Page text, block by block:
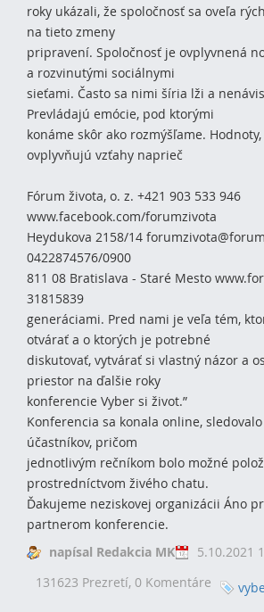
roky ukázali, že spoločnosť sa oveľa
na tieto zmeny
pripravení. Spoločnosť je ovplyvnená
a rozvinutými sociálnymi
sieťami. Často sa nimi šíria lži a
Prevládajú emócie, pod ktorými
konáme skôr ako rozmýšľame.
ovplyvňujú vzťahy naprieč
Fórum života, o. z. +421 903 533 946
www.facebook.com/forumzivota
Heydukova 2158/14
0422874576/0900
811 08 Bratislava - Staré Mesto
31815839
generáciami. Pred nami je veľa tém,
otvárať a o ktorých je potrebné
diskutovať, vytvárať si vlastný názor a
priestor na ďalšie roky
konferencie Vyber si život.”
Konferencia sa konala online,
účastníkov, pričom
jednotlivým rečníkom bolo možné
prostredníctvom živého chatu.
Ďakujeme neziskovej organizácii Áno
partnerom konferencie.
napísal Redakcia MK
5.10.2021
131623 Prezretí, 0 Komentáre